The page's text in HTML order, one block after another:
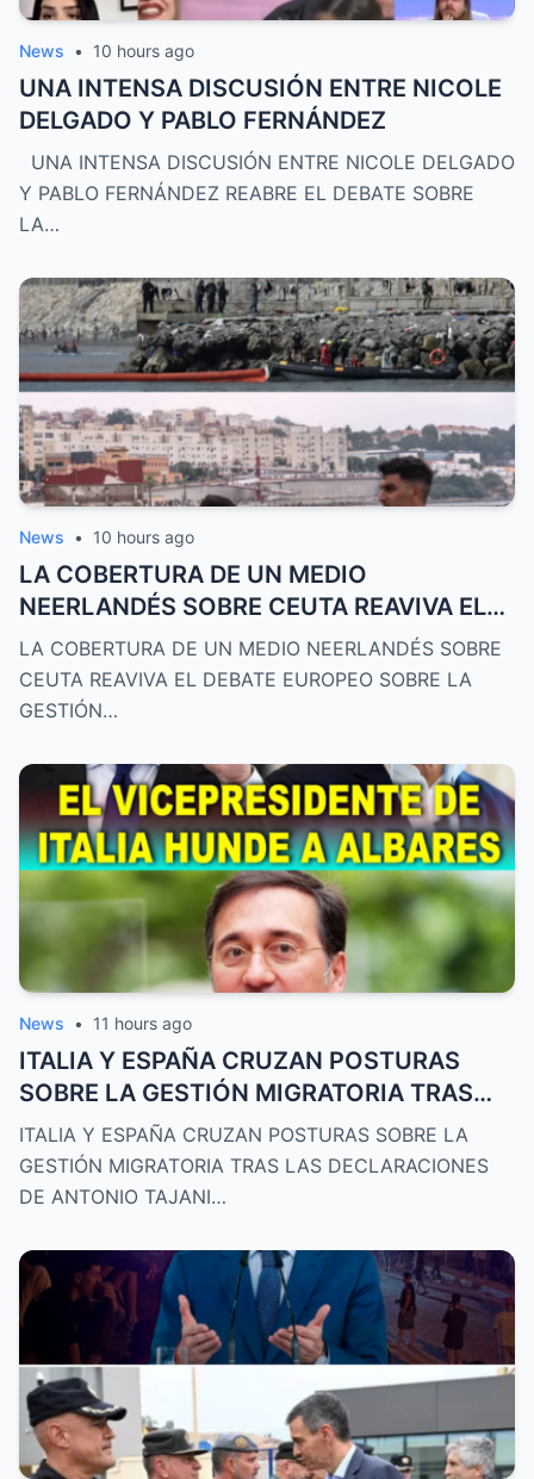
News • 10 hours ago
UNA INTENSA DISCUSIÓN ENTRE NICOLE
DELGADO Y PABLO FERNÁNDEZ
UNA INTENSA DISCUSIÓN ENTRE NICOLE DELGADO
Y PABLO FERNÁNDEZ REABRE EL DEBATE SOBRE
LA…
News • 10 hours ago
LA COBERTURA DE UN MEDIO
NEERLANDÉS SOBRE CEUTA REAVIVA EL
DEBATE EUROPEO
LA COBERTURA DE UN MEDIO NEERLANDÉS SOBRE
CEUTA REAVIVA EL DEBATE EUROPEO SOBRE LA
GESTIÓN…
News • 11 hours ago
ITALIA Y ESPAÑA CRUZAN POSTURAS
SOBRE LA GESTIÓN MIGRATORIA TRAS
LAS DECLARACIONES
ITALIA Y ESPAÑA CRUZAN POSTURAS SOBRE LA
GESTIÓN MIGRATORIA TRAS LAS DECLARACIONES
DE ANTONIO TAJANI…